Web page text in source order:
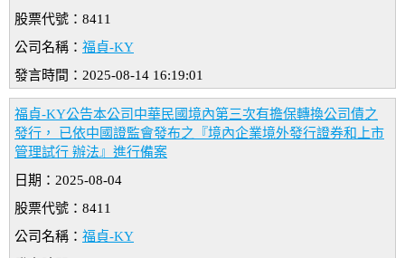
股票代號：8411
公司名稱： 福貞-KY
發言時間：2025-08-14 16:19:01
福貞-KY公告本公司中華民國境內第三次有擔保轉換公司債之
發行， 已依中國證監會發布之『境內企業境外發行證券和上市
管理試行 辦法』進行備案
日期：2025-08-04
股票代號：8411
公司名稱： 福貞-KY